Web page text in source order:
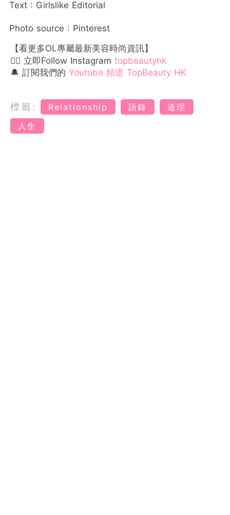
Text : Girlslike Editorial
Photo source : Pinterest
【看更多OL專屬最新美容時尚資訊】
👉🏻 立即Follow Instagram topbeautyhk
🔔 訂閱我們的 Youtube 頻道 TopBeauty HK
標籤: Relationship 語錄
道理
人生